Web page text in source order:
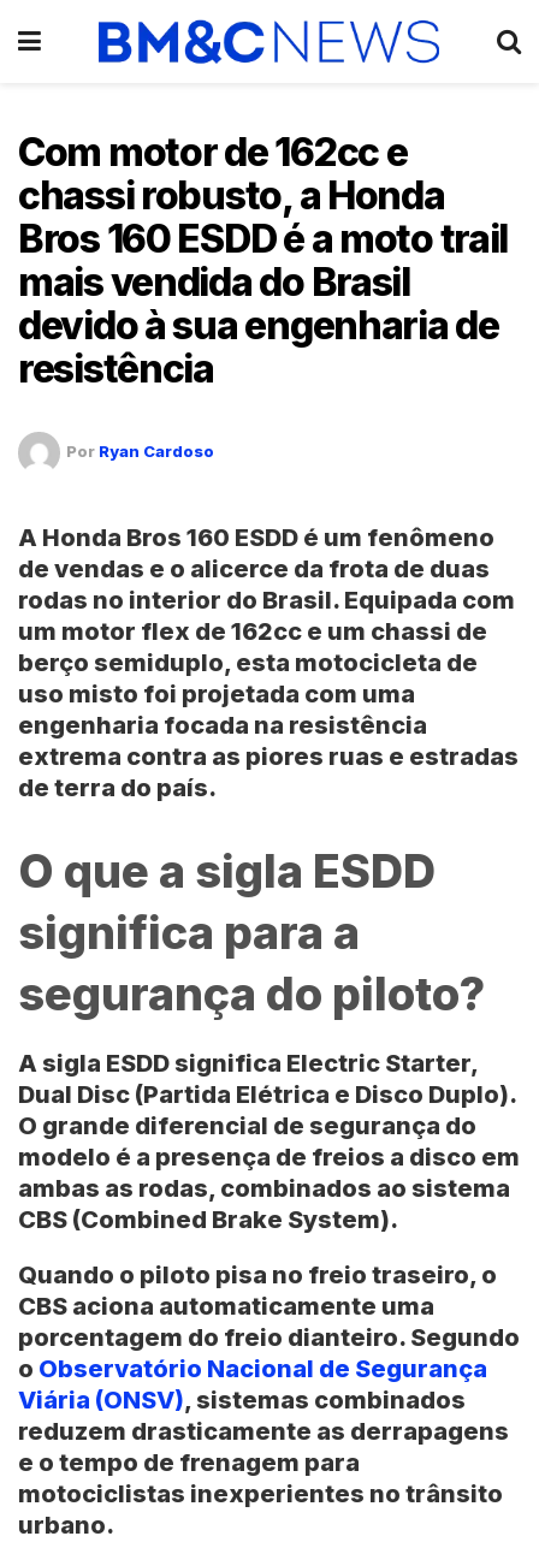
Com motor de 162cc e
chassi robusto, a Honda
Bros 160 ESDD é a moto trail
mais vendida do Brasil
devido à sua engenharia de
resistência
Por Ryan Cardoso
A Honda Bros 160 ESDD é um fenômeno
de vendas e o alicerce da frota de duas
rodas no interior do Brasil. Equipada com
um motor flex de 162cc e um chassi de
berço semiduplo, esta motocicleta de
uso misto foi projetada com uma
engenharia focada na resistência
extrema contra as piores ruas e estradas
de terra do país.
O que a sigla ESDD
significa para a
segurança do piloto?
A sigla ESDD significa Electric Starter,
Dual Disc (Partida Elétrica e Disco Duplo).
O grande diferencial de segurança do
modelo é a presença de freios a disco em
ambas as rodas, combinados ao sistema
CBS (Combined Brake System).
Quando o piloto pisa no freio traseiro, o
CBS aciona automaticamente uma
porcentagem do freio dianteiro. Segundo
o Observatório Nacional de Segurança
Viária (ONSV), sistemas combinados
reduzem drasticamente as derrapagens
e o tempo de frenagem para
motociclistas inexperientes no trânsito
urbano.